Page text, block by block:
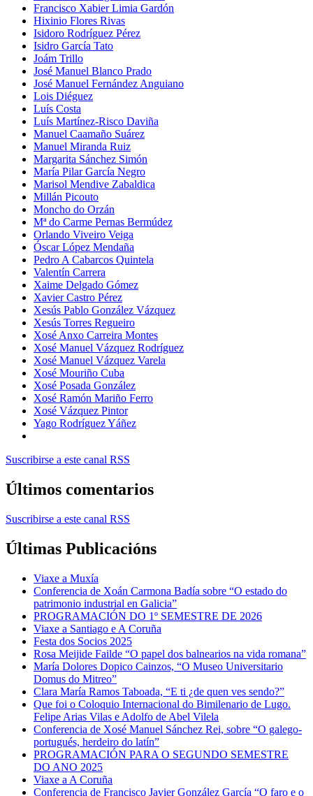
Francisco Xabier Limia Gardón
Hixinio Flores Rivas
Isidoro Rodríguez Pérez
Isidro García Tato
Joám Trillo
José Manuel Blanco Prado
José Manuel Fernández Anguiano
Lois Diéguez
Luís Costa
Luís Martínez-Risco Daviña
Manuel Caamaño Suárez
Manuel Miranda Ruiz
Margarita Sánchez Simón
María Pilar García Negro
Marisol Mendive Zabaldica
Millán Picouto
Moncho do Orzán
Mª do Carme Pernas Bermúdez
Orlando Viveiro Veiga
Óscar López Mendaña
Pedro A Cabarcos Quintela
Valentín Carrera
Xaime Delgado Gómez
Xavier Castro Pérez
Xesús Pablo González Vázquez
Xesús Torres Regueiro
Xosé Anxo Carreira Montes
Xosé Manuel Vázquez Rodríguez
Xosé Manuel Vázquez Varela
Xosé Mouriño Cuba
Xosé Posada González
Xosé Ramón Mariño Ferro
Xosé Vázquez Pintor
Yago Rodríguez Yáñez
Suscribirse a este canal RSS
Últimos comentarios
Suscribirse a este canal RSS
Últimas Publicacións
Viaxe a Muxía
Conferencia de Xoán Carmona Badía sobre “O estado do
patrimonio industrial en Galicia”
PROGRAMACIÓN DO 1º SEMESTRE DE 2026
Viaxe a Santiago e A Coruña
Festa dos Socios 2025
Rosa Meijide Failde “O papel dos balnearios na vida romana”
María Dolores Dopico Cainzos, “O Museo Universitario
Domus do Mitreo”
Clara María Ramos Taboada, “E ti ¿de quen ves sendo?”
Que foi o Coloquio Internacional do Bimilenario de Lugo.
Felipe Arias Vilas e Adolfo de Abel Vilela
Conferencia de Xosé Manuel Sánchez Rei, sobre “O galego-
portugués, herdeiro do latín”
PROGRAMACIÓN PARA O SEGUNDO SEMESTRE
DO ANO 2025
Viaxe a A Coruña
Conferencia de Francisco Javier González García “O faro e o